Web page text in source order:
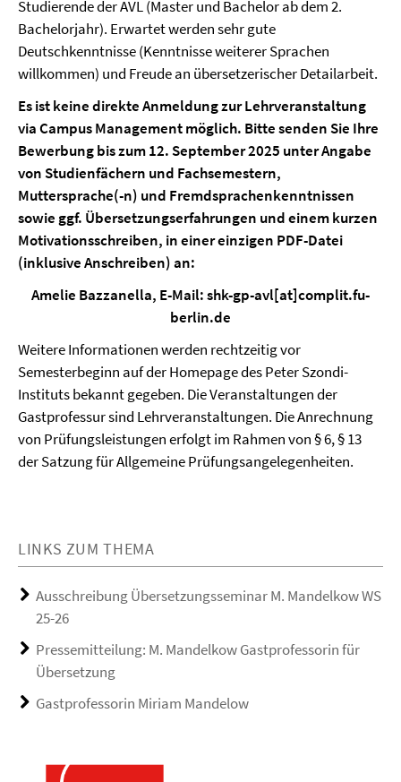
Studierende der AVL (Master und Bachelor ab dem 2.
Bachelorjahr). Erwartet werden sehr gute
Deutschkenntnisse (Kenntnisse weiterer Sprachen
willkommen) und Freude an übersetzerischer Detailarbeit.
Es ist keine direkte Anmeldung zur Lehrveranstaltung
via Campus Management möglich. Bitte senden Sie Ihre
Bewerbung bis zum 12. September 2025 unter Angabe
von Studienfächern und Fachsemestern,
Muttersprache(-n) und Fremdsprachenkenntnissen
sowie ggf. Übersetzungserfahrungen und einem kurzen
Motivationsschreiben, in einer einzigen PDF-Datei
(inklusive Anschreiben) an:
Amelie Bazzanella, E-Mail: shk-gp-avl[at]complit.fu-
berlin.de
Weitere Informationen werden rechtzeitig vor
Semesterbeginn auf der Homepage des Peter Szondi-
Instituts bekannt gegeben. Die Veranstaltungen der
Gastprofessur sind Lehrveranstaltungen. Die Anrechnung
von Prüfungsleistungen erfolgt im Rahmen von § 6, § 13
der Satzung für Allgemeine Prüfungsangelegenheiten.
LINKS ZUM THEMA
Ausschreibung Übersetzungsseminar M. Mandelkow WS
25-26
Pressemitteilung: M. Mandelkow Gastprofessorin für
Übersetzung
Gastprofessorin Miriam Mandelow